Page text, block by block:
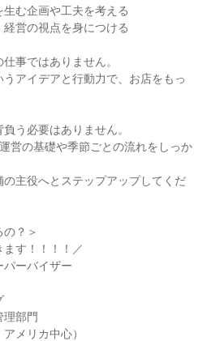
生む企画や工夫を考える
経営の視点を身につける
事ではありません。
うアイデアと行動力で、お店をもっ
う必要はありません。
営の基礎や季節ごとの流れをしっか
主役へとステップアップしてくだ
？＞
す！！！！／
パーバイザー
理部門
メリカ中心）